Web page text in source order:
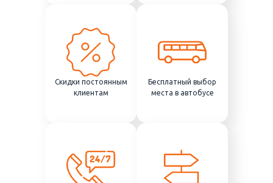
Скидки постоянным
клиентам
Бесплатный выбор
места в автобусе